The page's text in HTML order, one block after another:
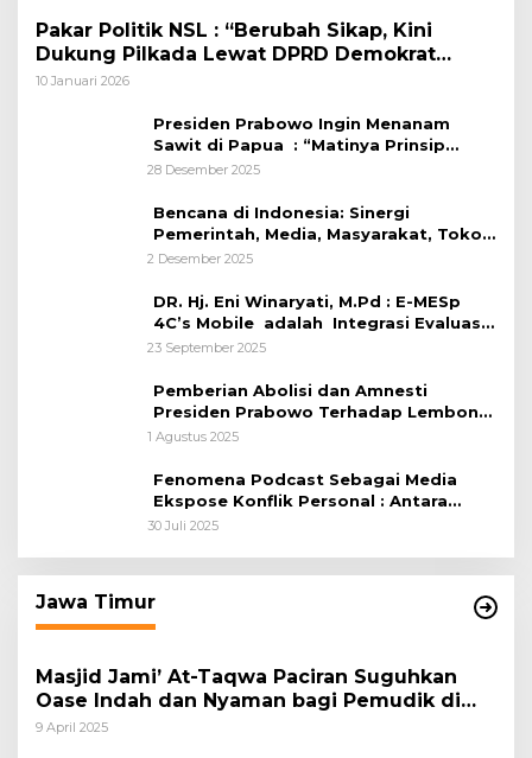
Pakar Politik NSL : “Berubah Sikap, Kini
Dukung Pilkada Lewat DPRD Demokrat
Memainkan Startegi Bluffing Untuk
10 Januari 2026
Presiden Prabowo Ingin Menanam
Sawit di Papua : “Matinya Prinsip
“political responsibility” dan Amnesia
28 Desember 2025
Bencana di Indonesia: Sinergi
Pemerintah, Media, Masyarakat, Tokoh
Agama, Tenaga Kesehatan, dan
2 Desember 2025
DR. Hj. Eni Winaryati, M.Pd : E-MESp
4C’s Mobile adalah Integrasi Evaluasi-
Supervisi Berbasis 4C’s Untuk
23 September 2025
Pemberian Abolisi dan Amnesti
Presiden Prabowo Terhadap Lembong
dan Hasto Adalah Keputusan Bijak,
1 Agustus 2025
Fenomena Podcast Sebagai Media
Ekspose Konflik Personal : Antara
Kebebasan Berekspresi dan Etika
30 Juli 2025
Jawa Timur
Masjid Jami’ At-Taqwa Paciran Suguhkan
Oase Indah dan Nyaman bagi Pemudik di
Jalur Pantura
9 April 2025